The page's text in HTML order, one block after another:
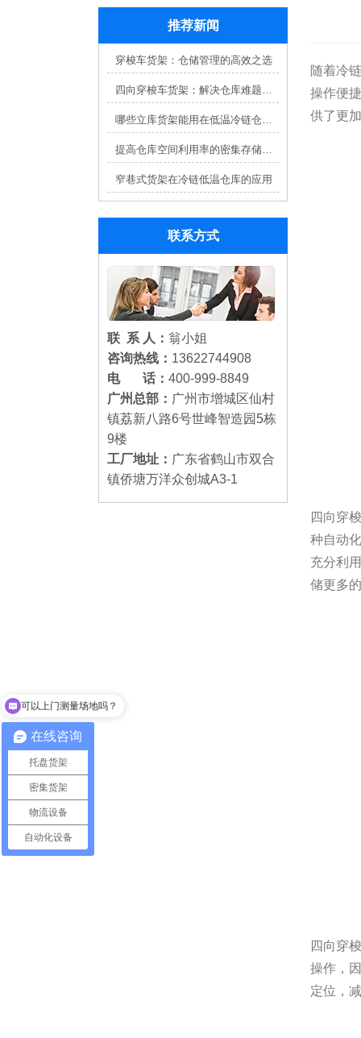
推荐新闻
穿梭车货架：仓储管理的高效之选
四向穿梭车货架：解决仓库难题，提升效率
哪些立库货架能用在低温冷链仓库？
提高仓库空间利用率的密集存储货架方案
窄巷式货架在冷链低温仓库的应用
联系方式
联 系 人： 翁小姐
咨询热线： 13622744908
电 话： 400-999-8849
广州总部： 广州市增城区仙村
镇荔新八路6号世峰智造园5栋
9楼
工厂地址： 广东省鹤山市双合
镇侨塘万洋众创城A3-1
随着冷
操作便
供了更
四向穿
种自动
充分利
储更多
四向穿
操作，
定位，
在线咨询
托盘货架
密集货架
物流设备
自动化设备
货架怎么卖的？